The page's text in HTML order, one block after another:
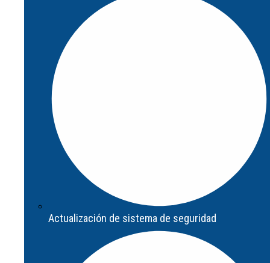
Diagnóstico de seguridad
Actualización de sistema de seguridad